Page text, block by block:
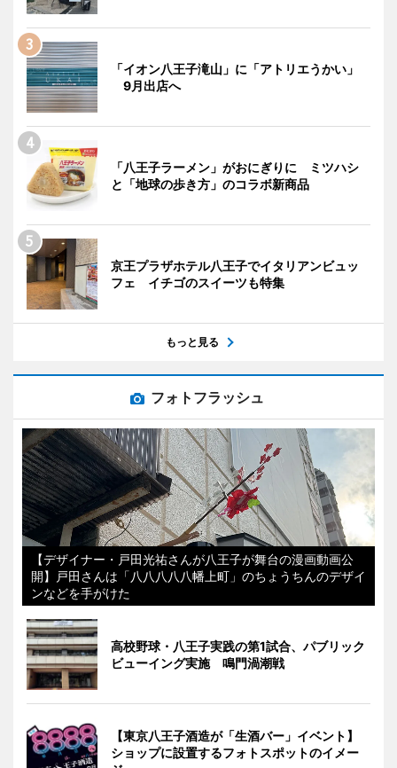
「イオン八王子滝山」に「アトリエうかい」
9月出店へ
「八王子ラーメン」がおにぎりに ミツハシ
と「地球の歩き方」のコラボ新商品
京王プラザホテル八王子でイタリアンビュッ
フェ イチゴのスイーツも特集
もっと見る
フォトフラッシュ
【デザイナー・戸田光祐さんが八王子が舞台の漫画動画公
開】戸田さんは「八八八八八幡上町」のちょうちんのデザイ
ンなどを手がけた
高校野球・八王子実践の第1試合、パブリック
ビューイング実施 鳴門渦潮戦
【東京八王子酒造が「生酒バー」イベント】
ショップに設置するフォトスポットのイメー